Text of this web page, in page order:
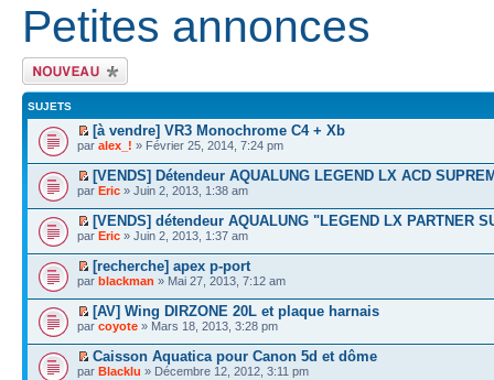
Petites annonces
Écrire un nouveau
sujet
SUJETS
[à vendre] VR3 Monochrome C4 + Xb
par alex_! » Février 25, 2014, 7:24 pm
[VENDS] Détendeur AQUALUNG LEGEND LX ACD
par Eric » Juin 2, 2013, 1:38 am
[VENDS] détendeur AQUALUNG "LEGEND LX PARTNER
par Eric » Juin 2, 2013, 1:37 am
[recherche] apex p-port
par blackman » Mai 27, 2013, 7:12 am
[AV] Wing DIRZONE 20L et plaque harnais
par coyote » Mars 18, 2013, 3:28 pm
Caisson Aquatica pour Canon 5d et dôme
par Blacklu » Décembre 12, 2012, 3:11 pm